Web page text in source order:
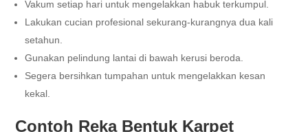
Vakum setiap hari untuk mengelakkan habuk terkumpul.
Lakukan cucian profesional sekurang-kurangnya dua kali
setahun.
Gunakan pelindung lantai di bawah kerusi beroda.
Segera bersihkan tumpahan untuk mengelakkan kesan
kekal.
Contoh Reka Bentuk Karpet